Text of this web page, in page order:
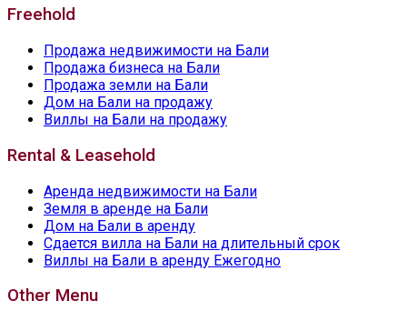
Freehold
Продажа недвижимости на Бали
Продажа бизнеса на Бали
Продажа земли на Бали
Дом на Бали на продажу
Виллы на Бали на продажу
Rental & Leasehold
Аренда недвижимости на Бали
Земля в аренде на Бали
Дом на Бали в аренду
Сдается вилла на Бали на длительный срок
Виллы на Бали в аренду Ежегодно
Other Menu